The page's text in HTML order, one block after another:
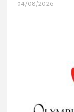
04/08/2026